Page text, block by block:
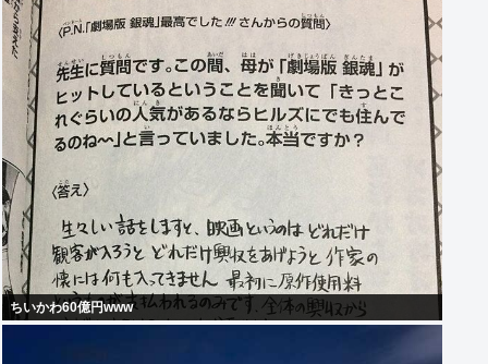
ちいかわ60億円www